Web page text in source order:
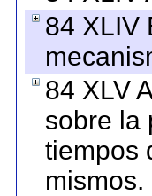
84 XLIV
84 XLV
sobre la
tiempos
mismos.